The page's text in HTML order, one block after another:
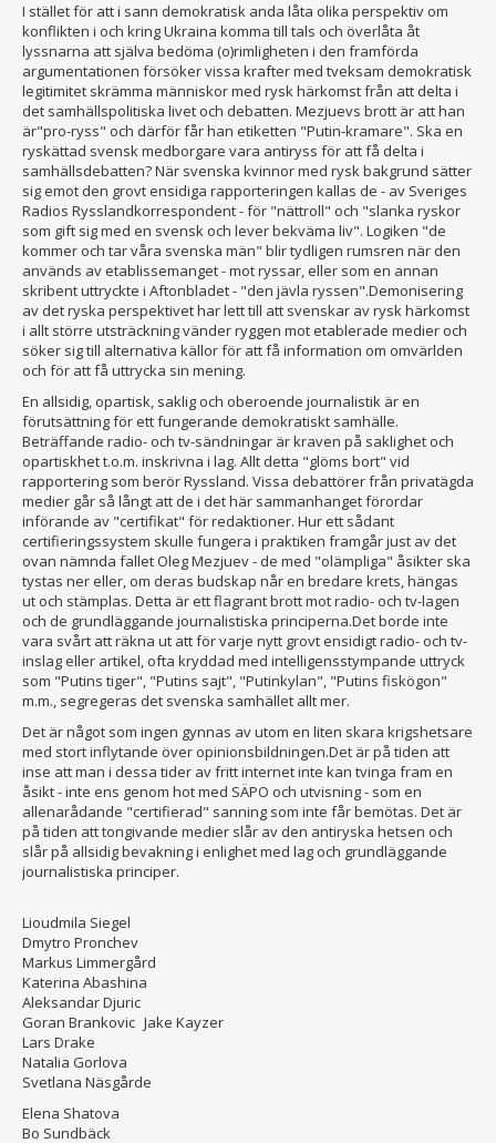
I stället för att i sann demokratisk anda låta olika perspektiv om
konflikten i och kring Ukraina komma till tals och överlåta åt
lyssnarna att själva bedöma (o)rimligheten i den framförda
argumentationen försöker vissa krafter med tveksam demokratisk
legitimitet skrämma människor med rysk härkomst från att delta i
det samhällspolitiska livet och debatten. Mezjuevs brott är att han
är"pro-ryss" och därför får han etiketten "Putin-kramare". Ska en
ryskättad svensk medborgare vara antiryss för att få delta i
samhällsdebatten? När svenska kvinnor med rysk bakgrund sätter
sig emot den grovt ensidiga rapporteringen kallas de - av Sveriges
Radios Rysslandkorrespondent - för "nättroll" och "slanka ryskor
som gift sig med en svensk och lever bekväma liv". Logiken "de
kommer och tar våra svenska män" blir tydligen rumsren när den
används av etablissemanget - mot ryssar, eller som en annan
skribent uttryckte i Aftonbladet - "den jävla ryssen".Demonisering
av det ryska perspektivet har lett till att svenskar av rysk härkomst
i allt större utsträckning vänder ryggen mot etablerade medier och
söker sig till alternativa källor för att få information om omvärlden
och för att få uttrycka sin mening.
En allsidig, opartisk, saklig och oberoende journalistik är en
förutsättning för ett fungerande demokratiskt samhälle.
Beträffande radio- och tv-sändningar är kraven på saklighet och
opartiskhet t.o.m. inskrivna i lag. Allt detta "glöms bort" vid
rapportering som berör Ryssland. Vissa debattörer från privatägda
medier går så långt att de i det här sammanhanget förordar
införande av "certifikat" för redaktioner. Hur ett sådant
certifieringssystem skulle fungera i praktiken framgår just av det
ovan nämnda fallet Oleg Mezjuev - de med "olämpliga" åsikter ska
tystas ner eller, om deras budskap når en bredare krets, hängas
ut och stämplas. Detta är ett flagrant brott mot radio- och tv-lagen
och de grundläggande journalistiska principerna.Det borde inte
vara svårt att räkna ut att för varje nytt grovt ensidigt radio- och tv-
inslag eller artikel, ofta kryddad med intelligensstympande uttryck
som "Putins tiger", "Putins sajt", "Putinkylan", "Putins fiskögon"
m.m., segregeras det svenska samhället allt mer.
Det är något som ingen gynnas av utom en liten skara krigshetsare
med stort inflytande över opinionsbildningen.Det är på tiden att
inse att man i dessa tider av fritt internet inte kan tvinga fram en
åsikt - inte ens genom hot med SÄPO och utvisning - som en
allenarådande "certifierad" sanning som inte får bemötas. Det är
på tiden att tongivande medier slår av den antiryska hetsen och
slår på allsidig bevakning i enlighet med lag och grundläggande
journalistiska principer.
Lioudmila Siegel
Dmytro Pronchev
Markus Limmergård
Katerina Abashina
Aleksandar Djuric
Goran Brankovic Jake Kayzer
Lars Drake
Natalia Gorlova
Svetlana Näsgårde
Elena Shatova
Bo Sundbäck